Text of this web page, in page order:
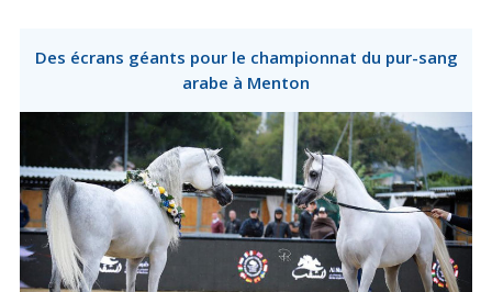
Des écrans géants pour le championnat du pur-sang
arabe à Menton